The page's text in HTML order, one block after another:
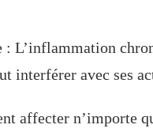
: L’inflammation
interférer avec ses
affecter n’importe